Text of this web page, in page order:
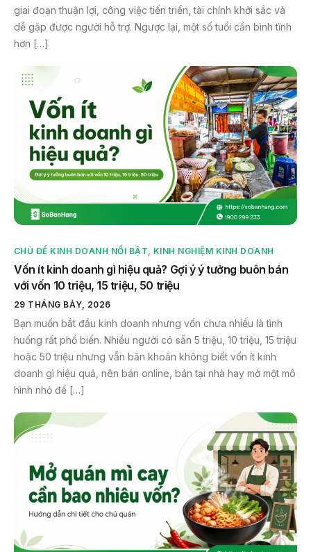
giai đoạn thuận lợi, công việc tiến triển, tài chính khởi sắc và
dễ gặp được người hỗ trợ. Ngược lại, một số tuổi cần bình tĩnh
hơn […]
CHỦ ĐỀ KINH DOANH NỔI BẬT KINH NGHIỆM KINH DOANH
Vốn ít kinh doanh gì hiệu quả? Gợi ý ý tưởng buôn bán
với vốn 10 triệu, 15 triệu, 50 triệu
29 THÁNG BẢY, 2026
Bạn muốn bắt đầu kinh doanh nhưng vốn chưa nhiều là tình
huống rất phổ biến. Nhiều người có sẵn 5 triệu, 10 triệu, 15 triệu
hoặc 50 triệu nhưng vẫn băn khoăn không biết vốn ít kinh
doanh gì hiệu quả, nên bán online, bán tại nhà hay mở một mô
hình nhỏ để […]